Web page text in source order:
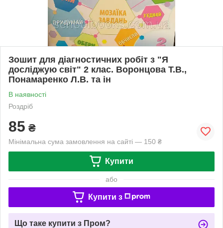
Зошит для діагностичних робіт з "Я
досліджую світ" 2 клас. Воронцова Т.В.,
Понамаренко Л.В. та ін
В наявності
Роздріб
85 ₴
Мінімальна сума замовлення на сайті — 150 ₴
Купити
або
Купити з
Що таке купити з Пром?